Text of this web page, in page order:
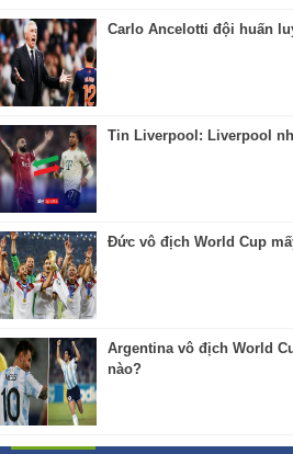
Carlo Ancelotti đội huấn
Tin Liverpool: Liverpool
Đức vô địch World Cup
Argentina vô địch World
nào?